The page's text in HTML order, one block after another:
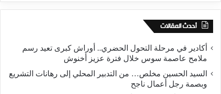
أحدث المقالات
أكادير في مرحلة التحول الحضري.. أوراش كبرى تعيد رسم
ملامح عاصمة سوس خلال فترة عزيز أخنوش
السيد الحسين مخلص… من التدبير المحلي إلى رهانات التشريع
وبصمة رجل أعمال ناجح